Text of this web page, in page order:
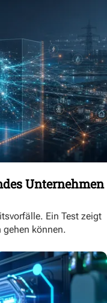
Unternehmen
Ein Test zeigt
können.